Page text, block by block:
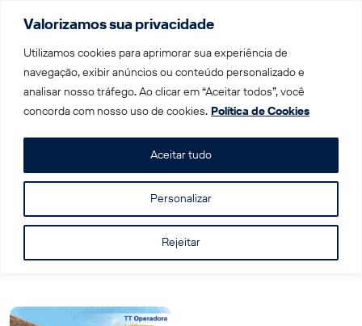
Valorizamos sua privacidade
Utilizamos cookies para aprimorar sua experiência de
navegação, exibir anúncios ou conteúdo personalizado e
analisar nosso tráfego. Ao clicar em “Aceitar todos”, você
concorda com nosso uso de cookies. Política de Cookies
Personalizar
Rejeitar
Aceitar tudo
Home | Beatles
Tag: Beatles